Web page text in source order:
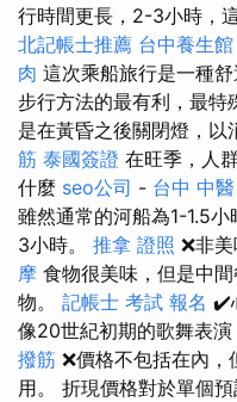
行時間更長，2-3小時，
北記帳士推薦 台中養生館
肉 這次乘船旅行是一種
步行方法的最有利，最特
是在黃昏之後關閉燈，以
筋 泰國簽證 在旺季，人
什麼 seo公司 - 台中 中
雖然通常的河船為1-1.5
3小時。 推拿 證照 ❌非
摩 食物很美味，但是中
物。 記帳士 考試 報名 ✔️
像20世紀初期的歌舞表演
撥筋 ❌價格不包括在內
用。 折現價格對於單個